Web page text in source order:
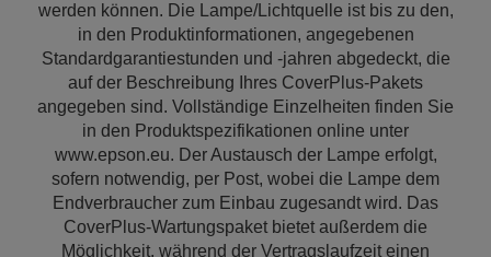
werden können. Die Lampe/Lichtquelle ist bis zu den,
in den Produktinformationen, angegebenen
Standardgarantiestunden und -jahren abgedeckt, die
auf der Beschreibung Ihres CoverPlus-Pakets
angegeben sind. Vollständige Einzelheiten finden Sie
in den Produktspezifikationen online unter
www.epson.eu. Der Austausch der Lampe erfolgt,
sofern notwendig, per Post, wobei die Lampe dem
Endverbraucher zum Einbau zugesandt wird. Das
CoverPlus-Wartungspaket bietet außerdem die
Möglichkeit, während der Vertragslaufzeit einen